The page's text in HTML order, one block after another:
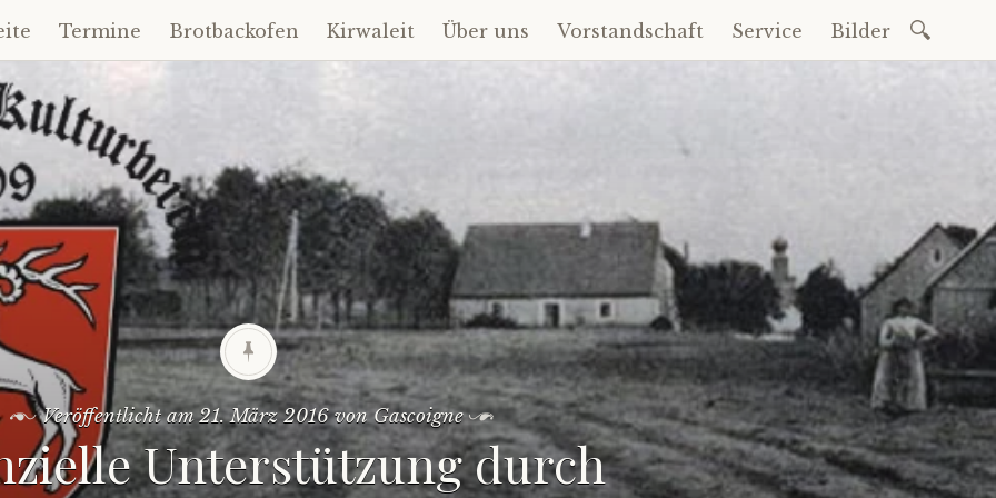
Termine Brotbackofen Kirwaleit Über uns Vorstandschaft Service Bilder
Veröffentlicht am21. März 2016von Gascoigne
Unterstützung durch